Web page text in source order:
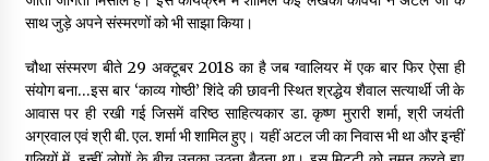
साथ जुड़े अपने संस्मरणों को भी साझा किया।
चौथा संस्मरण बीते 29 अक्टूबर 2018 का है जब ग्वालियर में एक बार फिर ऐसा ही
संयोग बना…इस बार ‘काव्य गोष्ठी’ शिंदे की छावनी स्थित श्रद्धेय शैवाल सत्यार्थी जी के
आवास पर ही रखी गई जिसमें वरिष्ठ साहित्यकार डा. कृष्ण मुरारी शर्मा, श्री जयंती
अग्रवाल एवं श्री बी. एल. शर्मा भी शामिल हुए। यहीं अटल जी का निवास भी था और इन्हीं